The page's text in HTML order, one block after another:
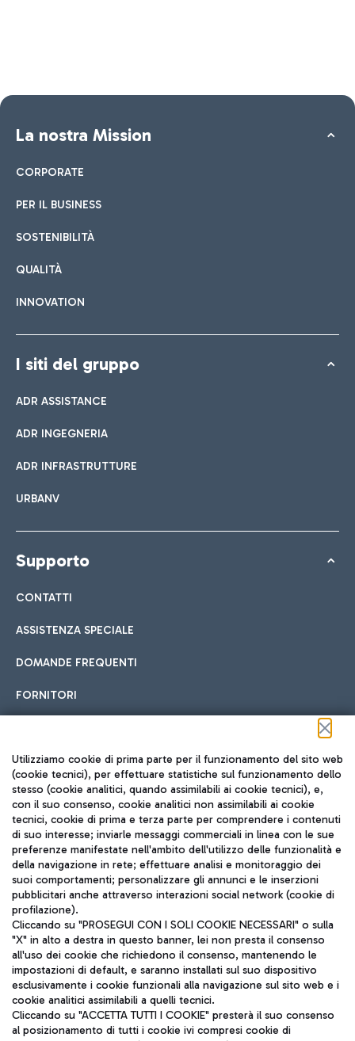
La nostra Mission
CORPORATE
PER IL BUSINESS
SOSTENIBILITÀ
QUALITÀ
INNOVATION
I siti del gruppo
ADR ASSISTANCE
ADR INGEGNERIA
ADR INFRASTRUTTURE
URBANV
Supporto
CONTATTI
ASSISTENZA SPECIALE
DOMANDE FREQUENTI
FORNITORI
Seguici sui social
TRAVEL JOURNAL
ITA
Aeroporti di Roma S.p.A. - Società soggetta a direzione e
coordinamento di Mundys S.p.A.
Codice fiscale e Registro delle Imprese di Roma 13032990155 P.
Utilizziamo cookie di prima parte per il funzionamento del sito web
(cookie tecnici), per effettuare statistiche sul funzionamento dello
stesso (cookie analitici, quando assimilabili ai cookie tecnici), e,
con il suo consenso, cookie analitici non assimilabili ai cookie
tecnici, cookie di prima e terza parte per comprendere i contenuti
di suo interesse; inviarle messaggi commerciali in linea con le sue
preferenze manifestate nell'ambito dell'utilizzo delle funzionalità e
della navigazione in rete; effettuare analisi e monitoraggio dei
suoi comportamenti; personalizzare gli annunci e le inserzioni
pubblicitari anche attraverso interazioni social network (cookie di
profilazione).
Cliccando su "PROSEGUI CON I SOLI COOKIE NECESSARI" o sulla
"X" in alto a destra in questo banner, lei non presta il consenso
all'uso dei cookie che richiedono il consenso, mantenendo le
impostazioni di default, e saranno installati sul suo dispositivo
esclusivamente i cookie funzionali alla navigazione sul sito web e i
cookie analitici assimilabili a quelli tecnici.
Cliccando su "ACCETTA TUTTI I COOKIE" presterà il suo consenso
al posizionamento di tutti i cookie ivi compresi cookie di